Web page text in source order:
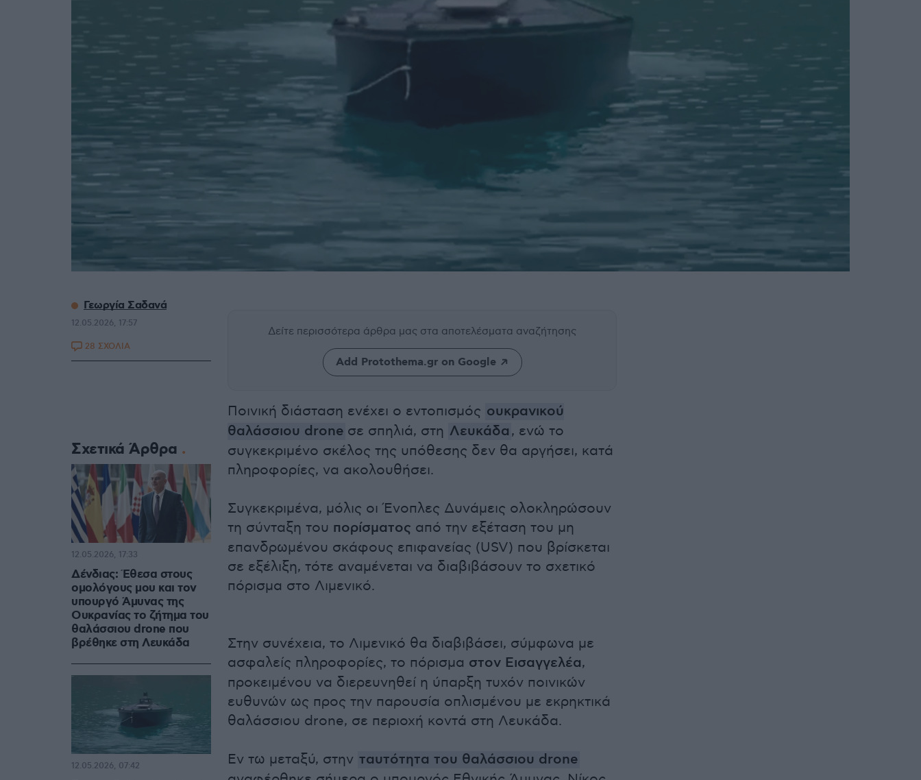
Δείτε περισσότερα άρθρα μας στα αποτελέσματα αναζήτησης
Add Protothema.gr on Google
Ποινική διάσταση ενέχει ο εντοπισμός ουκρανικού
θαλάσσιου drone σε σπηλιά, στη Λευκάδα , ενώ το
συγκεκριμένο σκέλος της υπόθεσης δεν θα αργήσει, κατά
πληροφορίες, να ακολουθήσει.
Συγκεκριμένα, μόλις οι Ένοπλες Δυνάμεις ολοκληρώσουν
τη σύνταξη του πορίσματος από την εξέταση του μη
επανδρωμένου σκάφους επιφανείας (USV) που βρίσκεται
σε εξέλιξη, τότε αναμένεται να διαβιβάσουν το σχετικό
πόρισμα στο Λιμενικό.
Στην συνέχεια, το Λιμενικό θα διαβιβάσει, σύμφωνα με
ασφαλείς πληροφορίες, το πόρισμα στον Εισαγγελέα,
προκειμένου να διερευνηθεί η ύπαρξη τυχόν ποινικών
ευθυνών ως προς την παρουσία οπλισμένου με εκρηκτικά
θαλάσσιου drone, σε περιοχή κοντά στη Λευκάδα.
Εν τω μεταξύ, στην ταυτότητα του θαλάσσιου drone
Γεωργία Σαδανά
12.05.2026, 17:57
28 ΣΧΟΛΙΑ
Σχετικά Άρθρα
Δένδιας: Έθεσα στους
ομολόγους μου και τον
υπουργό Άμυνας της
Ουκρανίας το ζήτημα του
θαλάσσιου drone που
βρέθηκε στη Λευκάδα
12.05.2026, 17:33
12.05.2026, 07:42